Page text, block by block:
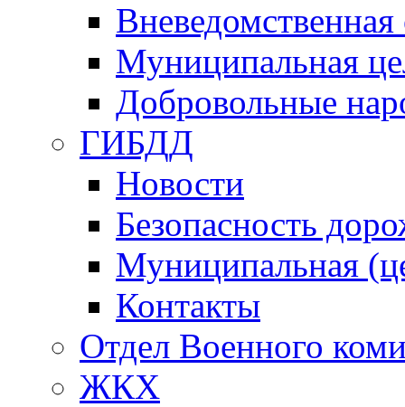
Вневедомственная
Муниципальная
Добровольные
ГИБДД
Новости
Безопасность
Муниципальная
Контакты
Отдел Военного
ЖКХ